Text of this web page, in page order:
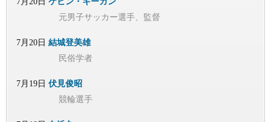
元男子サッカー選手、監督
7月20日 結城登美雄
民俗学者
7月19日 伏見俊昭
競輪選手